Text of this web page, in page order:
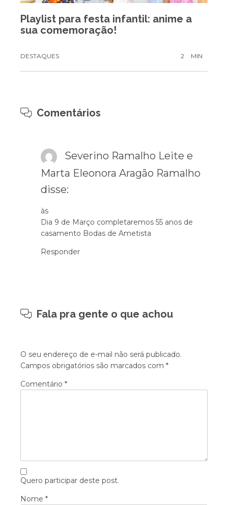
Playlist para festa infantil: anime a
sua comemoração!
DESTAQUES 2 MIN
Comentários
Severino Ramalho Leite e
Marta Eleonora Aragão Ramalho
disse:
às
Dia 9 de Março completaremos 55 anos de
casamento Bodas de Ametista
Responder
Fala pra gente o que achou
O seu endereço de e-mail não será publicado.
Campos obrigatórios são marcados com *
Comentário *
Quero participar deste post.
Nome *